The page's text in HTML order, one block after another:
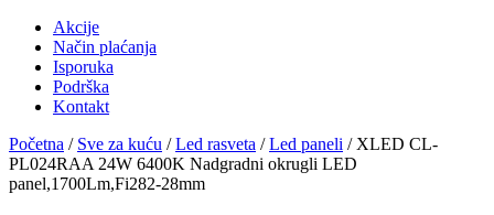
Akcije
Način plaćanja
Isporuka
Podrška
Kontakt
Početna / Sve za kuću /Led rasveta /Led paneli / XLED CL-
PL024RAA 24W 6400K Nadgradni okrugli LED
panel,1700Lm,Fi282-28mm